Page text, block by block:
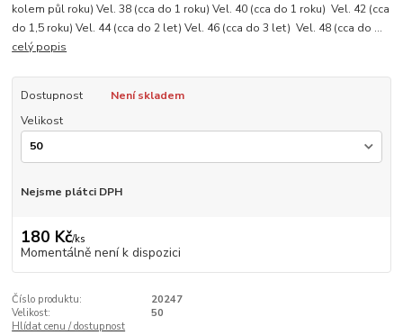
kolem půl roku) Vel. 38 (cca do 1 roku) Vel. 40 (cca do 1 roku) Vel. 42 (cca
do 1,5 roku) Vel. 44 (cca do 2 let) Vel. 46 (cca do 3 let) Vel. 48 (cca do ...
celý popis
Dostupnost
Není skladem
Velikost
Nejsme plátci DPH
180 Kč/ks
Momentálně není k dispozici
Číslo produktu:
20247
Velikost:
50
Hlídat cenu / dostupnost